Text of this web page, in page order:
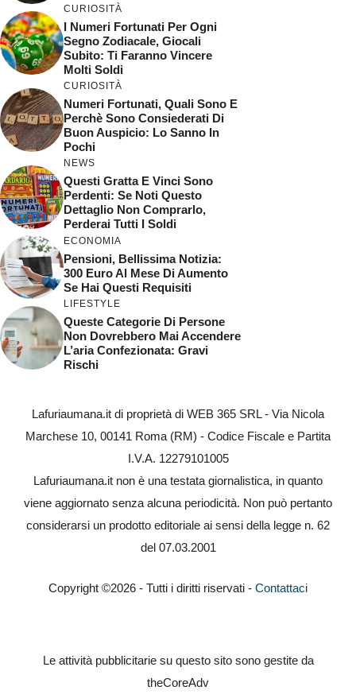
CURIOSITÀ
I Numeri Fortunati Per Ogni
Segno Zodiacale, Giocali
Subito: Ti Faranno Vincere
Molti Soldi
CURIOSITÀ
Numeri Fortunati, Quali Sono E
Perchè Sono Consiederati Di
Buon Auspicio: Lo Sanno In
Pochi
NEWS
Questi Gratta E Vinci Sono
Perdenti: Se Noti Questo
Dettaglio Non Comprarlo,
Perderai Tutti I Soldi
ECONOMIA
Pensioni, Bellissima Notizia:
300 Euro Al Mese Di Aumento
Se Hai Questi Requisiti
LIFESTYLE
Queste Categorie Di Persone
Non Dovrebbero Mai Accendere
L’aria Confezionata: Gravi
Rischi
Lafuriaumana.it di proprietà di WEB 365 SRL - Via Nicola
Marchese 10, 00141 Roma (RM) - Codice Fiscale e Partita
I.V.A. 12279101005
Lafuriaumana.it non è una testata giornalistica, in quanto
viene aggiornato senza alcuna periodicità. Non può pertanto
considerarsi un prodotto editoriale ai sensi della legge n. 62
del 07.03.2001
Copyright ©2026 - Tutti i diritti riservati - Contattaci
Le attività pubblicitarie su questo sito sono gestite da
theCoreAdv